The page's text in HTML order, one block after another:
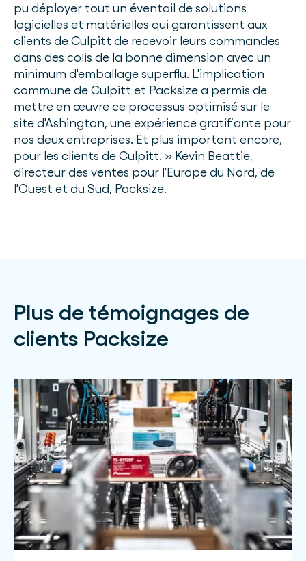
pu déployer tout un éventail de solutions
logicielles et matérielles qui garantissent aux
clients de Culpitt de recevoir leurs commandes
dans des colis de la bonne dimension avec un
minimum d'emballage superflu. L'implication
commune de Culpitt et Packsize a permis de
mettre en œuvre ce processus optimisé sur le
site d'Ashington, une expérience gratifiante pour
nos deux entreprises. Et plus important encore,
pour les clients de Culpitt. » Kevin Beattie,
directeur des ventes pour l'Europe du Nord, de
l'Ouest et du Sud, Packsize.
Plus de témoignages de
clients Packsize